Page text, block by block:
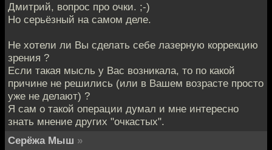
Дмитрий, вопрос про очки. ;-)
Но серьёзный на самом деле.
Не хотели ли Вы сделать себе лазерную коррекцию
зрения ?
Если такая мысль у Вас возникала, то по какой
причине не решились (или в Вашем возрасте просто
уже не делают) ?
Я сам о такой операции думал и мне интересно
знать мнение других "очкастых".
Серёжа Мыш »